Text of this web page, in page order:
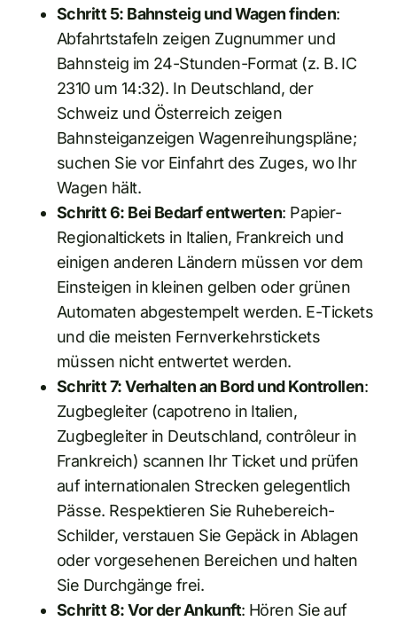
Schritt 5: Bahnsteig und Wagen finden:
Abfahrtstafeln zeigen Zugnummer und
Bahnsteig im 24-Stunden-Format (z. B. IC
2310 um 14:32). In Deutschland, der
Schweiz und Österreich zeigen
Bahnsteiganzeigen Wagenreihungspläne;
suchen Sie vor Einfahrt des Zuges, wo Ihr
Wagen hält.
Schritt 6: Bei Bedarf entwerten: Papier-
Regionaltickets in Italien, Frankreich und
einigen anderen Ländern müssen vor dem
Einsteigen in kleinen gelben oder grünen
Automaten abgestempelt werden. E-Tickets
und die meisten Fernverkehrstickets
müssen nicht entwertet werden.
Schritt 7: Verhalten an Bord und Kontrollen:
Zugbegleiter (capotreno in Italien,
Zugbegleiter in Deutschland, contrôleur in
Frankreich) scannen Ihr Ticket und prüfen
auf internationalen Strecken gelegentlich
Pässe. Respektieren Sie Ruhebereich-
Schilder, verstauen Sie Gepäck in Ablagen
oder vorgesehenen Bereichen und halten
Sie Durchgänge frei.
Schritt 8: Vor der Ankunft: Hören Sie auf